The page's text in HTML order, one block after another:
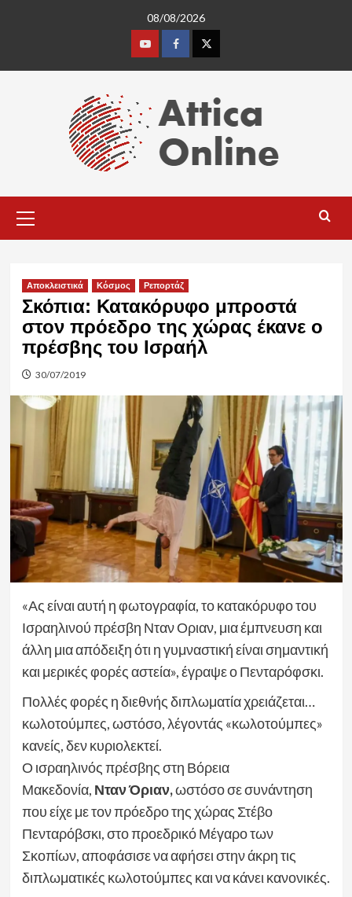
08/08/2026
YoutubeFacebookTwitter
Menu
Αποκλειστικά Κόσμος Ρεπορτάζ
Σκόπια: Κατακόρυφο μπροστά
στον πρόεδρο της χώρας έκανε ο
πρέσβης του Ισραήλ
30/07/2019
«Ας είναι αυτή η φωτογραφία, το κατακόρυφο του
Ισραηλινού πρέσβη Νταν Οριαν, μια έμπνευση και
άλλη μια απόδειξη ότι η γυμναστική είναι σημαντική
και μερικές φορές αστεία», έγραψε ο Πενταρόφσκι.
Πολλές φορές η διεθνής διπλωματία χρειάζεται…
κωλοτούμπες, ωστόσο, λέγοντάς «κωλοτούμπες»
κανείς, δεν κυριολεκτεί.
Ο ισραηλινός πρέσβης στη Βόρεια
Μακεδονία, Νταν Όριαν,ωστόσο σε συνάντηση
που είχε με τον πρόεδρο της χώρας Στέβο
Πενταρόβσκι, στο προεδρικό Μέγαρο των
Σκοπίων, αποφάσισε να αφήσει στην άκρη τις
διπλωματικές κωλοτούμπες και να κάνει κανονικές.